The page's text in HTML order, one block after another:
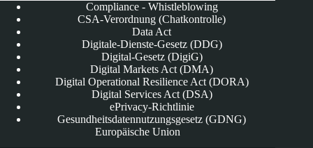
Compliance - Whistleblowing
CSA-Verordnung (Chatkontrolle)
Data Act
Digitale-Dienste-Gesetz (DDG)
Digital-Gesetz (DigiG)
Digital Markets Act (DMA)
Digital Operational Resilience Act (DORA)
Digital Services Act (DSA)
ePrivacy-Richtlinie
Gesundheitsdatennutzungsgesetz (GDNG)
Europäische Union